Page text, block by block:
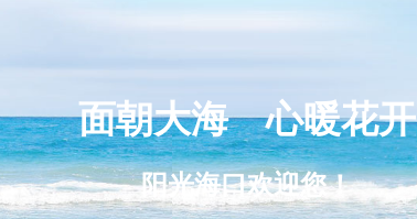
面朝大海 心暖花开
阳光海口欢迎您！